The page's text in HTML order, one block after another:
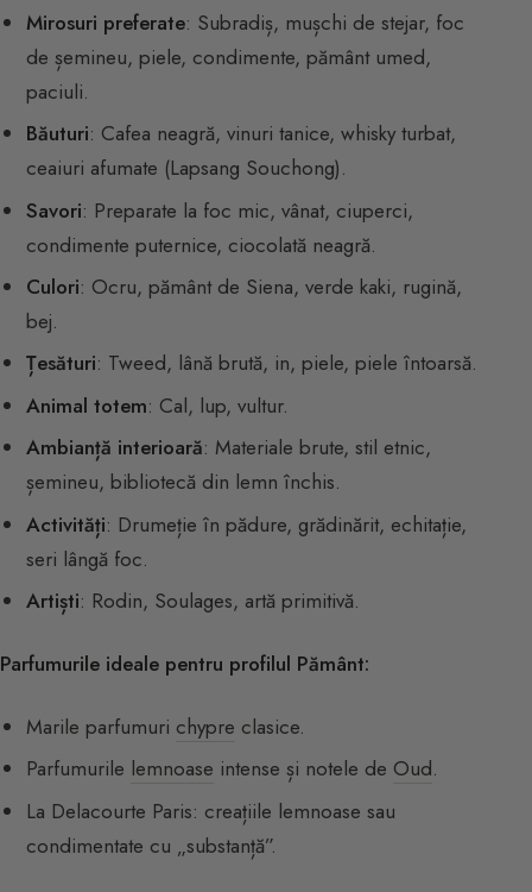
Mirosuri preferate: Subradiș, mușchi de stejar, foc
de șemineu, piele, condimente, pământ umed,
paciuli.
Băuturi: Cafea neagră, vinuri tanice, whisky turbat,
ceaiuri afumate (Lapsang Souchong).
Savori: Preparate la foc mic, vânat, ciuperci,
condimente puternice, ciocolată neagră.
Culori: Ocru, pământ de Siena, verde kaki, rugină,
bej.
Țesături: Tweed, lână brută, in, piele, piele întoarsă.
Animal totem: Cal, lup, vultur.
Ambianță interioară: Materiale brute, stil etnic,
șemineu, bibliotecă din lemn închis.
Activități: Drumeție în pădure, grădinărit, echitație,
seri lângă foc.
Artiști: Rodin, Soulages, artă primitivă.
Parfumurile ideale pentru profilul Pământ:
Marile parfumuri chypre clasice.
Parfumurile lemnoase intense și notele de Oud.
La Delacourte Paris: creațiile lemnoase sau
condimentate cu „substanță”.